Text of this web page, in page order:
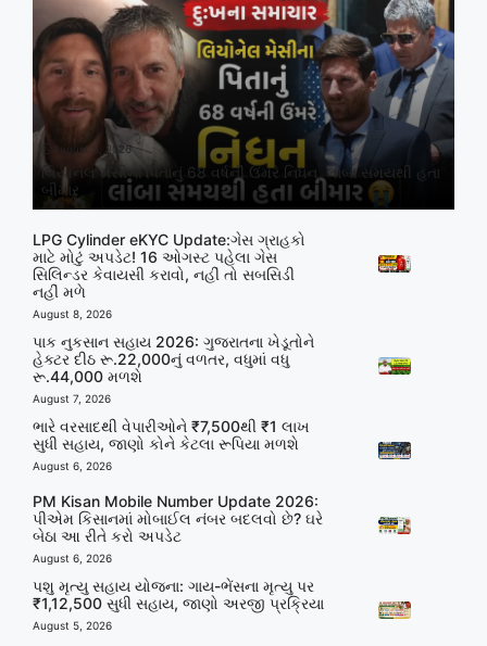
August 8, 2026
લિયોનેલ મેસીના પિતાનું 68 વર્ષની ઉંમરે નિધન, લાંબા સમયથી હતા
બીમાર
LPG Cylinder eKYC Update:ગેસ ગ્રાહકો
માટે મોટું અપડેટ! 16 ઓગસ્ટ પહેલા ગેસ
સિલિન્ડર કેવાયસી કરાવો, નહીં તો સબસિડી
નહીં મળે
August 8, 2026
પાક નુકસાન સહાય 2026: ગુજરાતના ખેડૂતોને
હેક્ટર દીઠ રૂ.22,000નું વળતર, વધુમાં વધુ
રૂ.44,000 મળશે
August 7, 2026
ભારે વરસાદથી વેપારીઓને ₹7,500થી ₹1 લાખ
સુધી સહાય, જાણો કોને કેટલા રૂપિયા મળશે
August 6, 2026
PM Kisan Mobile Number Update 2026:
પીએમ કિસાનમાં મોબાઈલ નંબર બદલવો છે? ઘરે
બેઠા આ રીતે કરો અપડેટ
August 6, 2026
પશુ મૃત્યુ સહાય યોજના: ગાય-ભેંસના મૃત્યુ પર
₹1,12,500 સુધી સહાય, જાણો અરજી પ્રક્રિયા
August 5, 2026